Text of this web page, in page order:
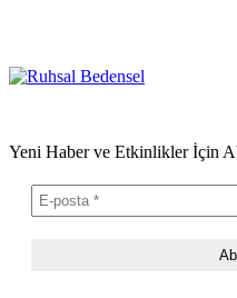
Yeni Haber ve Etkinlikler İçin